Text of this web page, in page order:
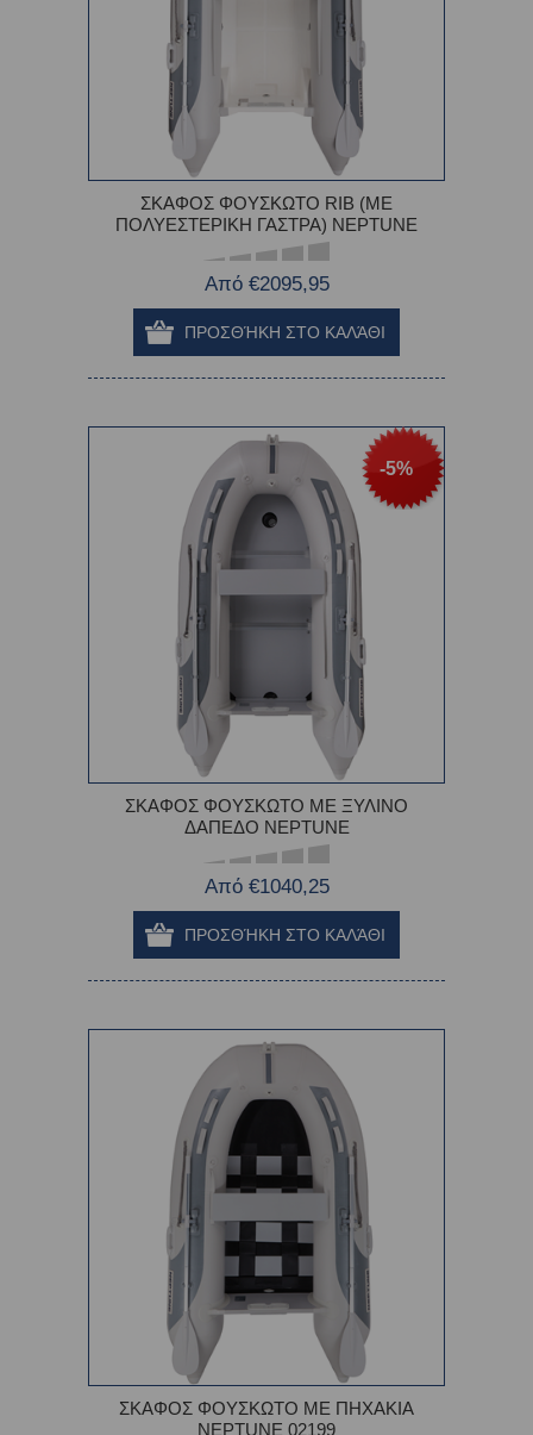
ΣΚΑΦΟΣ ΦΟΥΣΚΩΤΟ RIB (ME
ΠΟΛΥΕΣΤΕΡΙΚΗ ΓΑΣΤΡΑ) NEPTUNE
Από €2095,95
-5%
ΣΚΑΦΟΣ ΦΟΥΣΚΩΤΟ ΜΕ ΞΥΛΙΝΟ
ΔΑΠΕΔΟ NEPTUNE
Από €1040,25
ΣΚΑΦΟΣ ΦΟΥΣΚΩΤΟ ΜΕ ΠΗΧΑΚΙΑ
NEPTUNE 02199